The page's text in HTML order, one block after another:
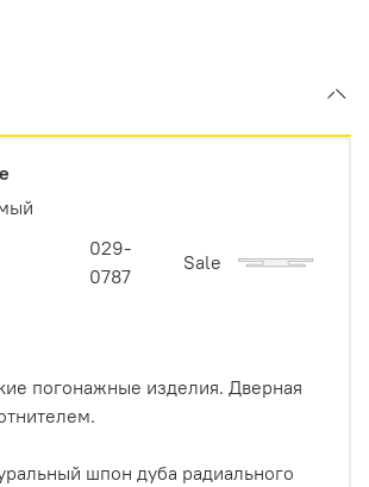
029-
0787
Sale
погонажные изделия. Дверная
шпон дуба радиального